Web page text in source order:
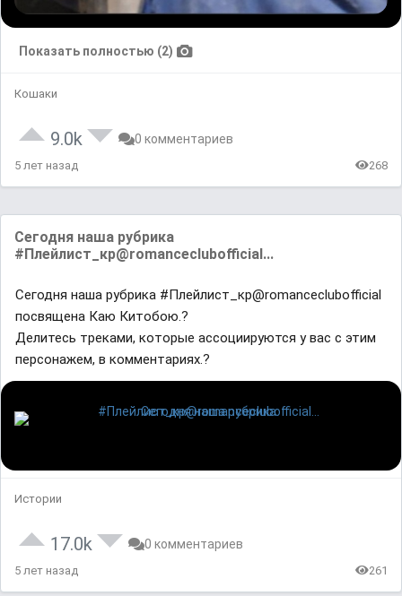
Показать полностью (2)
Кошаки
9.0k 0 комментариев
5 лет назад 268
Сегодня наша рубрика
#Плейлист_кр@romanceclubofficial...
Сегодня наша рубрика #Плейлист_кр@romanceclubofficial
посвящена Каю Китобою.?
Делитесь треками, которые ассоциируются у вас с этим
персонажем, в комментариях.?
Истории
17.0k 0 комментариев
5 лет назад 261